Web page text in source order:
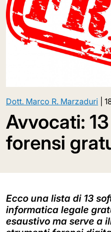
Dott. Marco R. Marzaduri
Avvocati:
forensi
Ecco una lista di 13
informatica legale
esaustivo ma serve a